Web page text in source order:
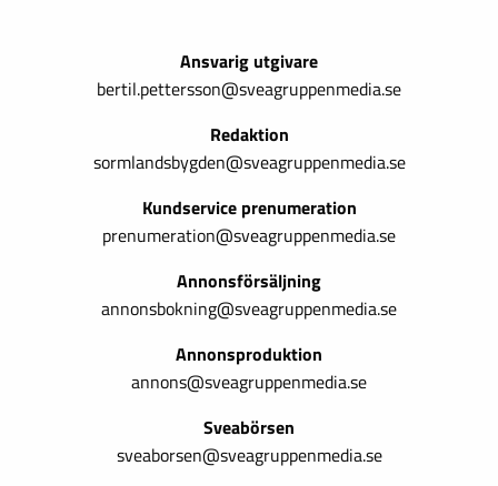
Ansvarig utgivare
bertil.pettersson@sveagruppenmedia.se
Redaktion
sormlandsbygden@sveagruppenmedia.se
Kundservice prenumeration
prenumeration@sveagruppenmedia.se
Annonsförsäljning
annonsbokning@sveagruppenmedia.se
Annonsproduktion
annons@sveagruppenmedia.se
Sveabörsen
sveaborsen@sveagruppenmedia.se